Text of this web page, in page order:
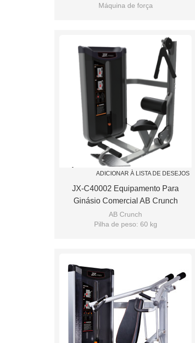
Máquina de força
ADICIONAR À LISTA DE DESEJOS
JX-C40002 Equipamento Para
Ginásio Comercial AB Crunch
AB Crunch
Pilha de peso: 60 kg